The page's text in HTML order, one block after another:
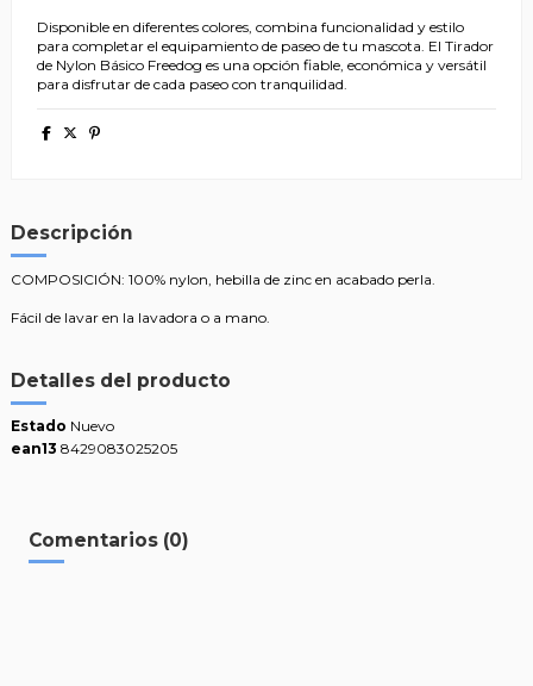
Disponible en diferentes colores, combina funcionalidad y estilo
para completar el equipamiento de paseo de tu mascota. El Tirador
de Nylon Básico Freedog es una opción fiable, económica y versátil
para disfrutar de cada paseo con tranquilidad.
Descripción
COMPOSICIÓN: 100% nylon, hebilla de zinc en acabado perla.
Fácil de lavar en la lavadora o a mano.
Detalles del producto
Estado Nuevo
ean13 8429083025205
Comentarios (0)